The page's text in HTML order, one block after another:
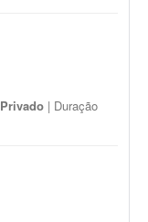
Privado | Duração